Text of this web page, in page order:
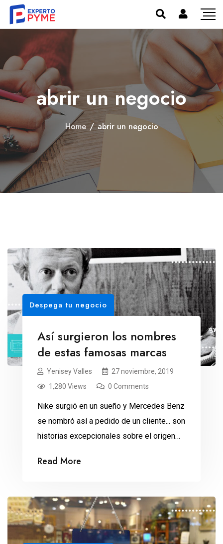
abrir un negocio
Home / abrir un negocio
Despega tu negocio
Así surgieron los nombres
de estas famosas marcas
Yenisey Valles
27 noviembre, 2019
1,280 Views
0 Comments
Nike surgió en un sueño y Mercedes Benz
se nombró así a pedido de un cliente... son
historias excepcionales sobre el origen
Read More